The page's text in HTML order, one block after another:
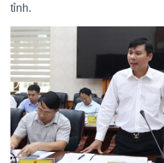
tỉnh.